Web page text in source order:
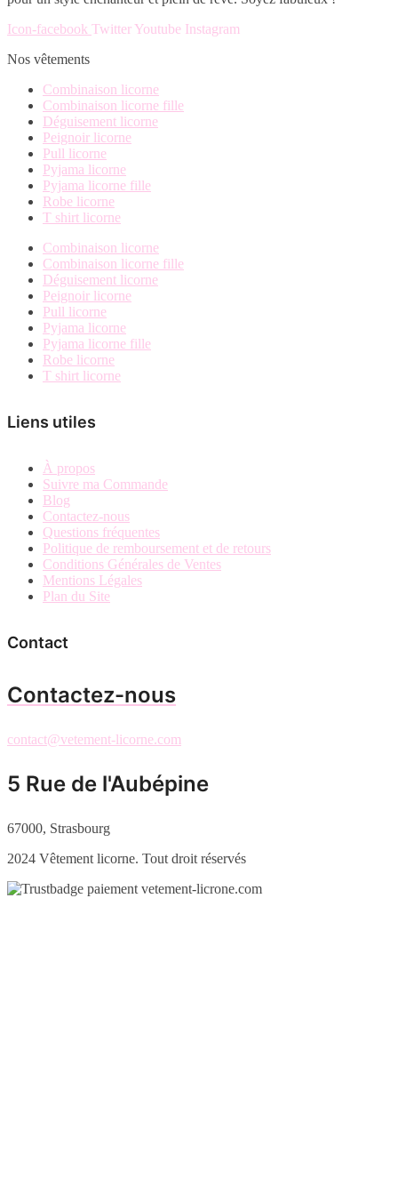
page
être
Icon-facebook Twitter Youtube Instagram
Nos vêtements
Combinaison licorne
Combinaison licorne fille
Déguisement licorne
Peignoir licorne
Pull licorne
Pyjama licorne
Pyjama licorne fille
Robe licorne
T shirt licorne
Combinaison licorne
Combinaison licorne fille
Déguisement licorne
Peignoir licorne
Pull licorne
Pyjama licorne
Pyjama licorne fille
Robe licorne
T shirt licorne
Liens utiles
À propos
Suivre ma Commande
Blog
Contactez-nous
Questions fréquentes
Politique de remboursement et de retours
Conditions Générales de Ventes
Mentions Légales
Plan du Site
Contact
Contactez-nous
contact@vetement-licorne.com
5 Rue de l'Aubépine
67000, Strasbourg
2024 Vêtement licorne. Tout droit réservés